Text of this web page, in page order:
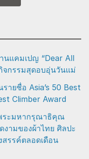
นแคมเปญ “Dear All
กรรมสุดอบอุ่นวันแม่
ายชื่อ Asia’s 50 Best
Climber Award
ระมหากรุณาธิคุณ
งามของผ้าไทย ศิลปะ
รรค์ตลอดเดือน